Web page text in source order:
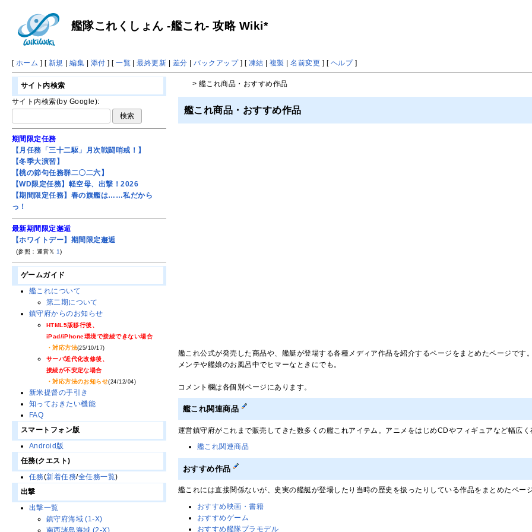
艦隊これくしょん -艦これ- 攻略 Wiki*
[ ホーム ] [ 新規 |編集 | 添付 ] [一覧 |最終更新 | 差分 |バックアップ] [ 凍結 | 複製 |名前変更 ] [ ヘルプ]
> 艦これ商品・おすすめ作品
艦これ商品・おすすめ作品
艦これ公式が発売した商品や、艦艇が登場する各種メディア作品を紹介するページをまとめたページです。
メンテや艦娘のお風呂中でヒマーなときにでも。
コメント欄は各個別ページにあります。
艦これ関連商品
運営鎮守府がこれまで販売してきた数多くの艦これアイテム。アニメをはじめCDやフィギュアなど幅広く
艦これ関連商品
おすすめ作品
艦これには直接関係ないが、史実の艦艇が登場したり当時の歴史を扱ったりしている作品をまとめたページ
おすすめ映画・書籍
おすすめゲーム
おすすめ艦隊プラモデル
サイト内検索
サイト内検索(by Google):
期間限定任務
【月任務「三十二駆」月次戦闘哨戒！】
【冬季大演習】
【桃の節句任務群二〇二六】
【WD限定任務】軽空母、出撃！2026
【期間限定任務】春の旗艦は……私だから
っ！
最新期間限定邂逅
【ホワイトデー】期間限定邂逅
(参照：運営𝕏 1)
ゲームガイド
艦これについて
第二期について
鎮守府からのお知らせ
HTML5版移行後、
iPad/iPhone環境で接続できない場合
・対応方法(25/10/17)
サーバ近代化改修後、
接続が不安定な場合
・対応方法のお知らせ(24/12/04)
新米提督の手引き
知っておきたい機能
FAQ
スマートフォン版
Android版
任務(クエスト)
任務(新着任務/全任務一覧)
出撃
出撃一覧
鎮守府海域 (1-X)